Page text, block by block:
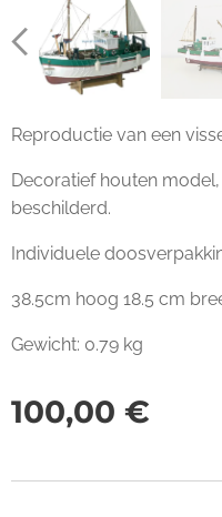
Reproductie van een
Decoratief houten
beschilderd.
Individuele
38.5cm hoog 18.5 cm
Gewicht: 0.79 kg
100,00 €